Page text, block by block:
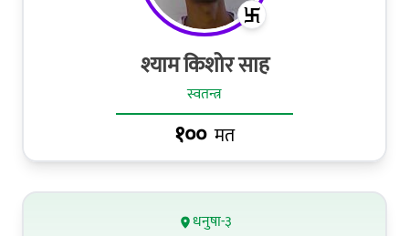
श्याम किशोर साह
स्वतन्त्र
१०० मत
धनुषा-३